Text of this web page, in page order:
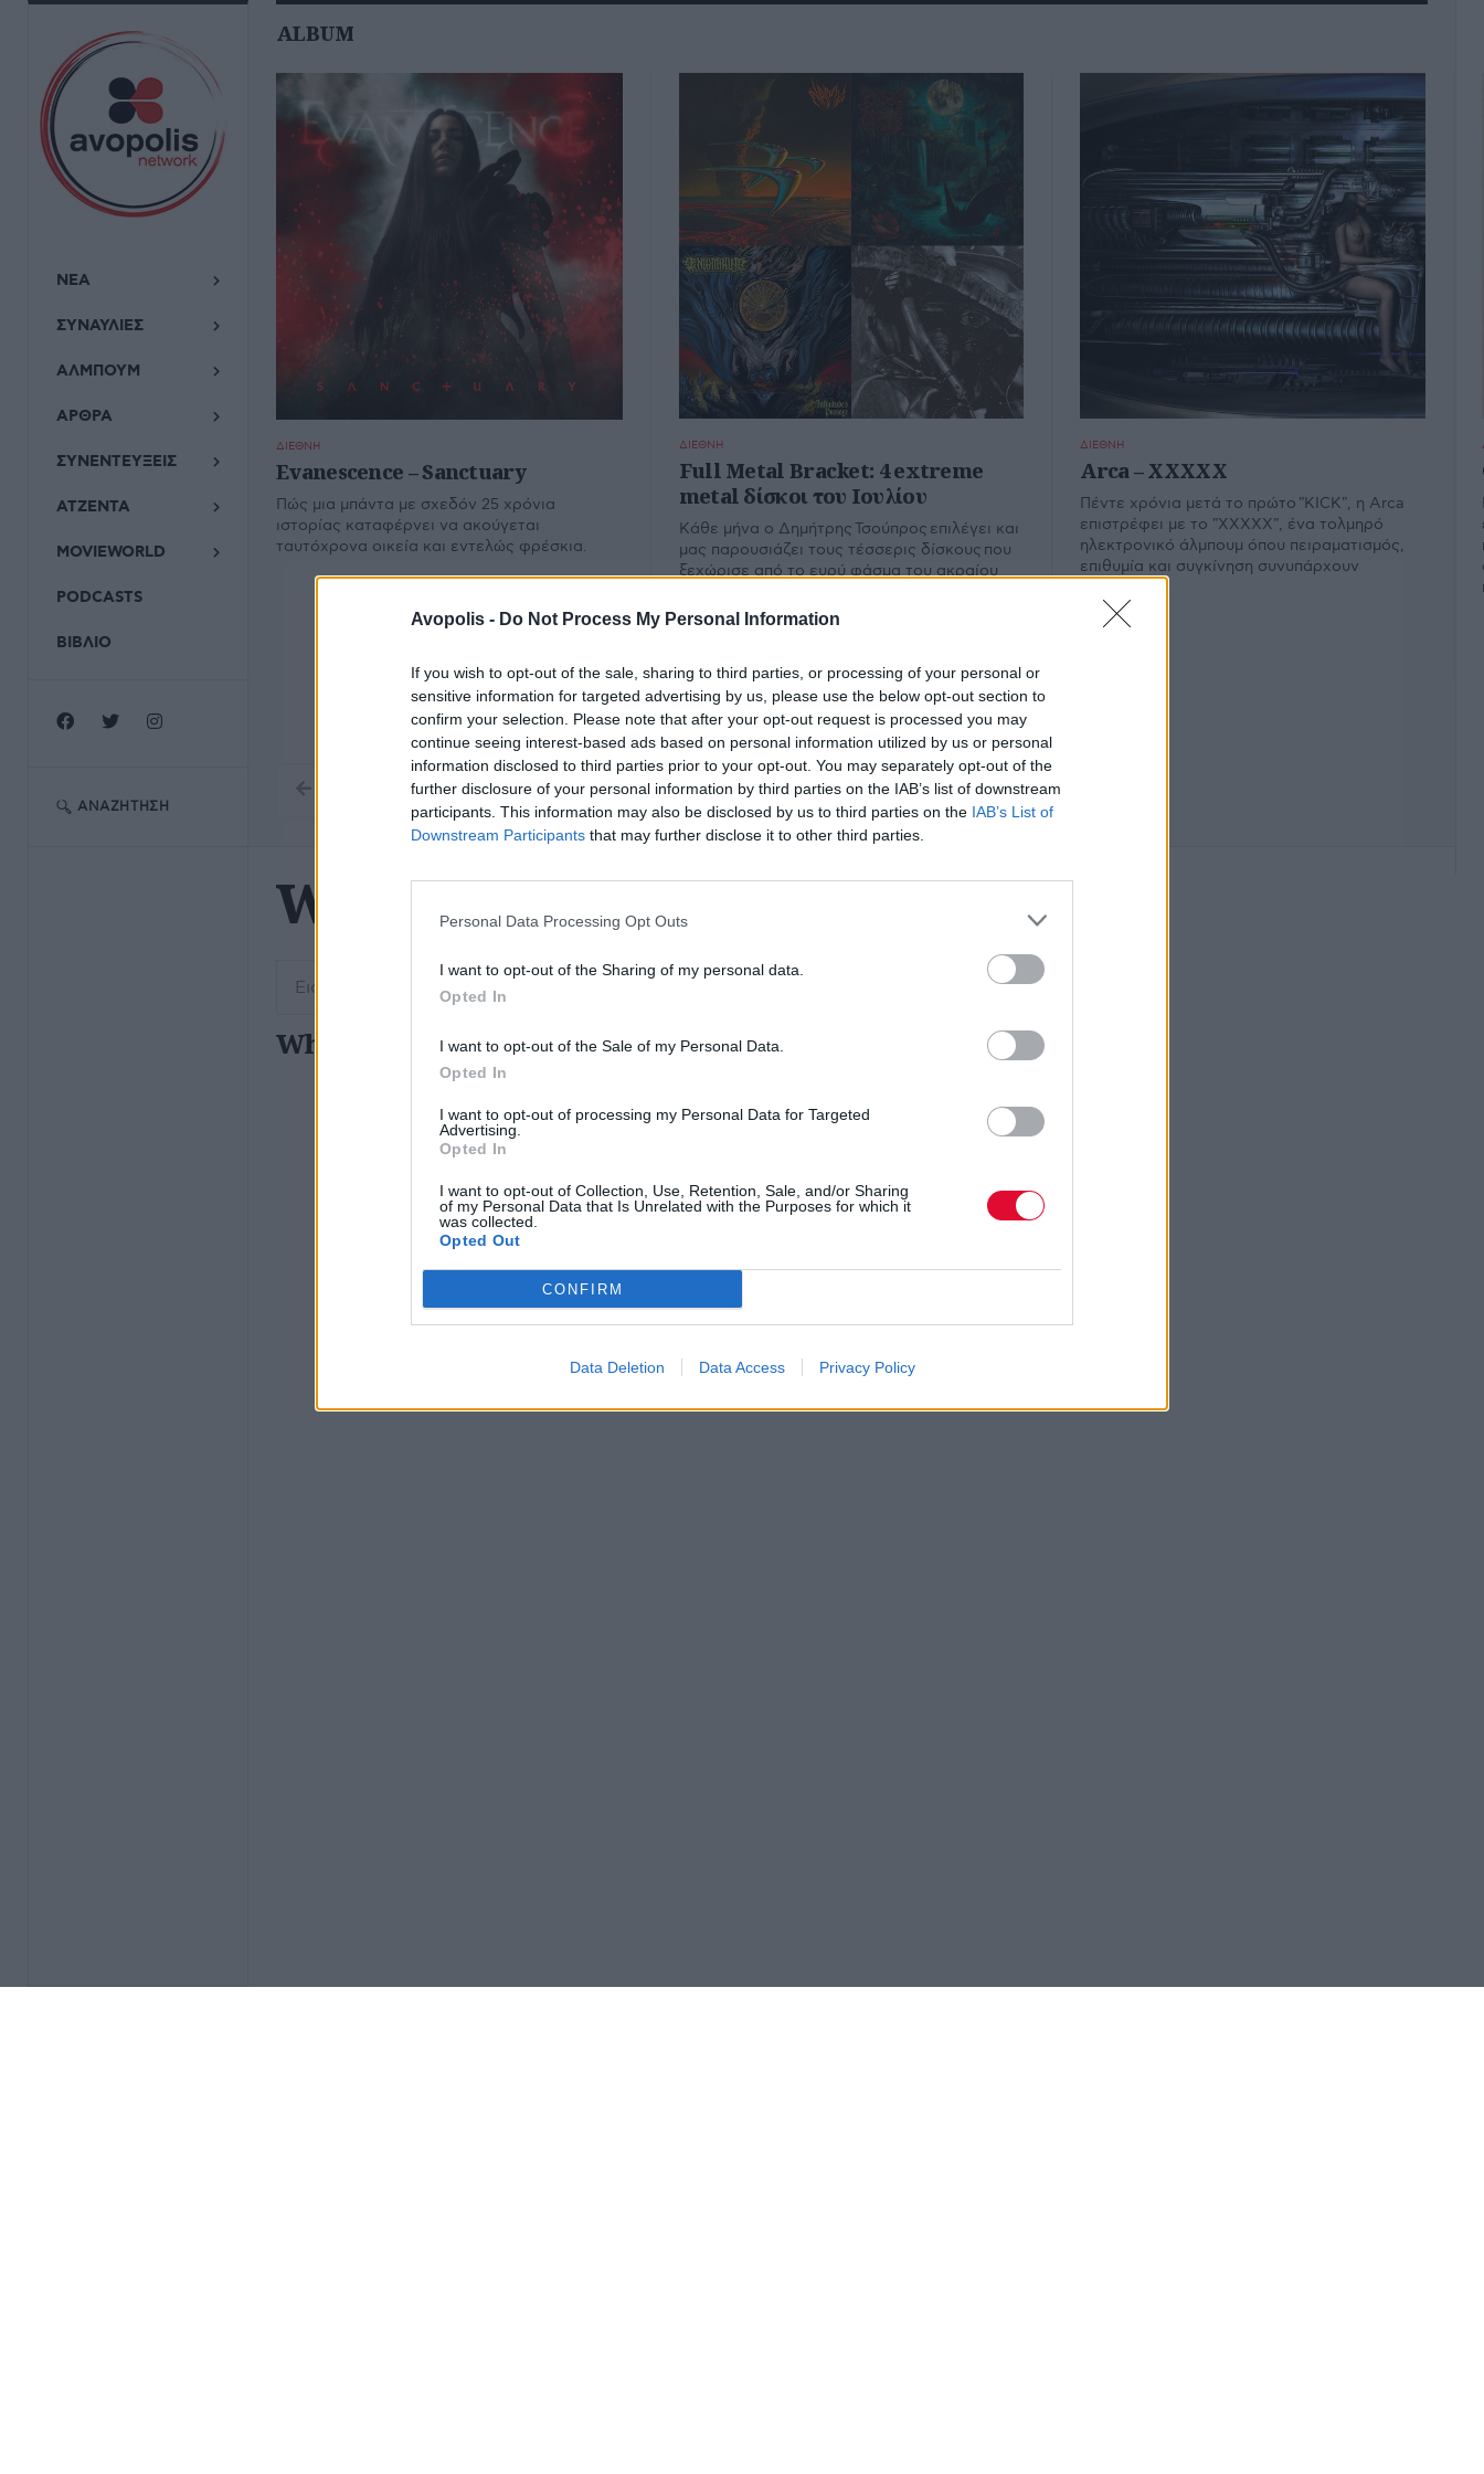
Avopolis - Do Not Process My Personal Information
If you wish to opt-out of the sale, sharing to third parties, or processing of your personal or
sensitive information for targeted advertising by us, please use the below opt-out section to
confirm your selection. Please note that after your opt-out request is processed you may
continue seeing interest-based ads based on personal information utilized by us or personal
information disclosed to third parties prior to your opt-out. You may separately opt-out of the
further disclosure of your personal information by third parties on the IAB’s list of downstream
participants. This information may also be disclosed by us to third parties on the IAB’s List of
Downstream Participants that may further disclose it to other third parties.
Personal Data Processing Opt Outs
I want to opt-out of the Sharing of my personal data.
Opted In
I want to opt-out of the Sale of my Personal Data.
Opted In
I want to opt-out of processing my Personal Data for Targeted
Advertising.
Opted In
I want to opt-out of Collection, Use, Retention, Sale, and/or Sharing
of my Personal Data that Is Unrelated with the Purposes for which it
was collected.
Opted Out
CONFIRM
Data Deletion Data Access Privacy Policy
ΝΕΑ
ΣΥΝΑΥΛΙΕΣ
ΑΛΜΠΟΥΜ
ΑΡΘΡΑ
ΣΥΝΕΝΤΕΥΞΕΙΣ
ΑΤΖΕΝΤΑ
MOVIEWORLD
PODCASTS
ΒΙΒΛΙΟ
ΑΝΑΖΉΤΗΣΗ
ALBUM
ΔΙΕΘΝΗ
Evanescence – Sanctuary
Πώς μια μπάντα με σχεδόν 25 χρόνια
ιστορίας καταφέρνει να ακούγεται
ταυτόχρονα οικεία και εντελώς φρέσκια.
ΔΙΕΘΝΗ
Full Metal Bracket: 4 extreme
metal δίσκοι του Ιουλίου
Κάθε μήνα ο Δημήτρης Τσούπρος επιλέγει και
μας παρουσιάζει τους τέσσερις δίσκους που
ξεχώρισε από το ευρύ φάσμα του ακραίου
ΔΙΕΘΝΗ
Arca – XXXXX
Πέντε χρόνια μετά το πρώτο "KICK", η Arca
επιστρέφει με το "XXXXX", ένα τολμηρό
ηλεκτρονικό άλμπουμ όπου πειραματισμός,
επιθυμία και συγκίνηση συνυπάρχουν
White Denim
Εισάγετε μέρος του τίτλου. Εμφάνιση #
White Denim – 13